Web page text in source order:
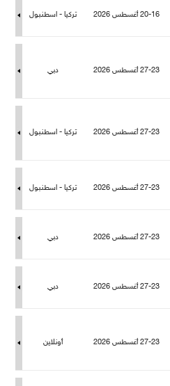
20-16 أغسطس 2026 تركيا - اسطنبو
27-23 أغسطس 2026 دبي
27-23 أغسطس 2026 تركيا - اسطنبو
27-23 أغسطس 2026 تركيا - اسطنبو
27-23 أغسطس 2026 دبي
27-23 أغسطس 2026 دبي
27-23 أغسطس 2026 أونلاين